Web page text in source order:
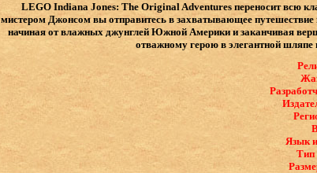
LEGO Indiana Jones: The Original Adventures переносит всю
мистером Джонсом вы отправитесь в захватывающее
начиная от влажных джунглей Южной Америки и заканчивая
отважному герою в элегантной
Язык
Тип